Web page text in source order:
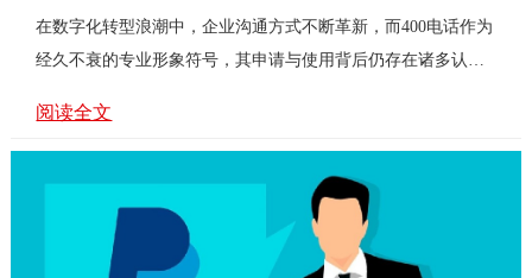
在数字化转型浪潮中，企业沟通方式不断革新，而400电话作为
经久不衰的专业形象符号，其申请与使用背后仍存在诸多认知
400电话真的如想象中复杂吗？不同号码段
的号码，它还能为企业带来哪些深层价值？本文将围绕这些疑
问，拆解400电话的申请法则与营销妙用。首先，破解申请流程
的‘神秘面纱’。许多企业误以为申请400电话门槛高、流程繁
阅读全文